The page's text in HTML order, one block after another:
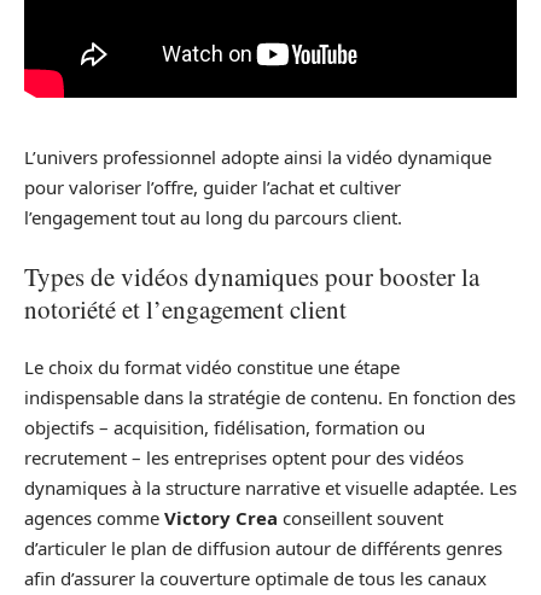
L’univers professionnel adopte ainsi la vidéo dynamique
pour valoriser l’offre, guider l’achat et cultiver
l’engagement tout au long du parcours client.
Types de vidéos dynamiques pour booster la
notoriété et l’engagement client
Le choix du format vidéo constitue une étape
indispensable dans la stratégie de contenu. En fonction des
objectifs – acquisition, fidélisation, formation ou
recrutement – les entreprises optent pour des vidéos
dynamiques à la structure narrative et visuelle adaptée. Les
agences comme Victory Crea conseillent souvent
d’articuler le plan de diffusion autour de différents genres
afin d’assurer la couverture optimale de tous les canaux